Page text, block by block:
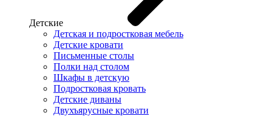
Детские
Детская и подростковая мебель
Детские кровати
Письменные столы
Полки над столом
Шкафы в детскую
Подростковая кровать
Детские диваны
Двухъярусные кровати